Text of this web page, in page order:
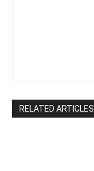
RELATED ARTICLES